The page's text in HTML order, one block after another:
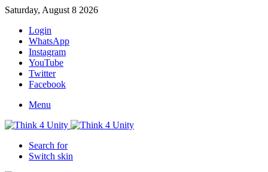
Saturday, August 8 2026
Login
WhatsApp
Instagram
YouTube
Twitter
Facebook
Menu
Search for
Switch skin